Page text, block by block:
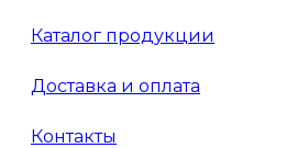
Каталог продукции
Доставка и оплата
Контакты